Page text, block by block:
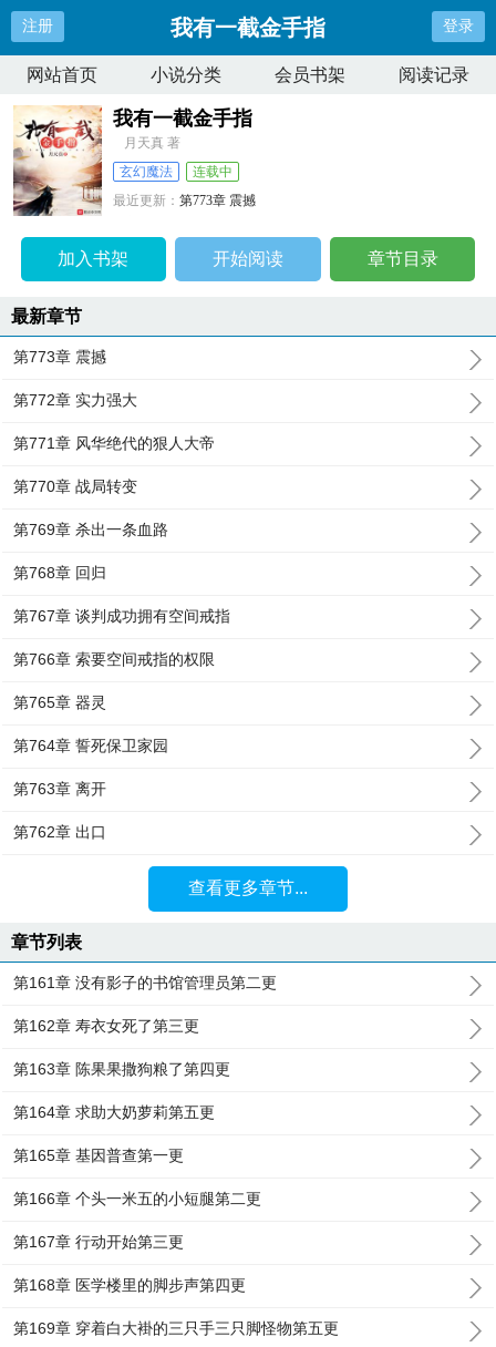
注册 我有一截金手指 登录
网站首页 小说分类 会员书架 阅读记录
我有一截金手指
月天真 著
玄幻魔法
连载中
最近更新：第773章 震撼
加入书架 开始阅读 章节目录
最新章节
第773章 震撼
第772章 实力强大
第771章 风华绝代的狠人大帝
第770章 战局转变
第769章 杀出一条血路
第768章 回归
第767章 谈判成功拥有空间戒指
第766章 索要空间戒指的权限
第765章 器灵
第764章 誓死保卫家园
第763章 离开
第762章 出口
查看更多章节...
章节列表
第161章 没有影子的书馆管理员第二更
第162章 寿衣女死了第三更
第163章 陈果果撒狗粮了第四更
第164章 求助大奶萝莉第五更
第165章 基因普查第一更
第166章 个头一米五的小短腿第二更
第167章 行动开始第三更
第168章 医学楼里的脚步声第四更
第169章 穿着白大褂的三只手三只脚怪物第五更